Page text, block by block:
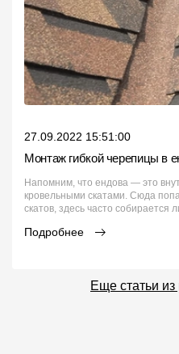
27.09.2022 15:51:00
Монтаж гибкой черепицы в
Напомним, что ендова — это
кровельными скатами. Сюда
скатов, здесь часто собирается
Подробнее
Еще статьи